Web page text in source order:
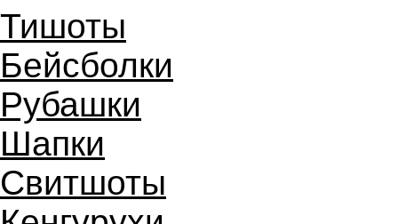
Тишоты
Бейсболки
Рубашки
Шапки
Свитшоты